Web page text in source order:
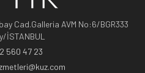
Cad.Galleria AVM No:6/BGR333
İSTANBUL
560 47 23